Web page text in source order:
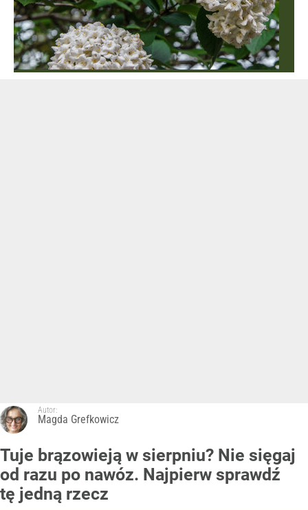
Autor:
Magda Grefkowicz
Tuje brązowieją w sierpniu? Nie sięgaj
od razu po nawóz. Najpierw sprawdź
tę jedną rzecz